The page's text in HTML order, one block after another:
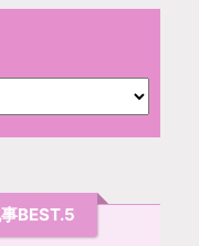
BEST.5